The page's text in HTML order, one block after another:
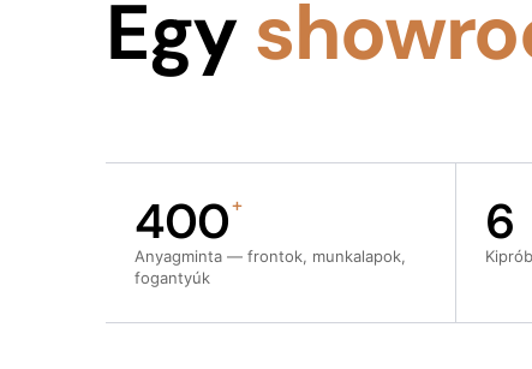
Egy
400+
Anyagminta — frontok, munkalapok,
fogantyúk
6